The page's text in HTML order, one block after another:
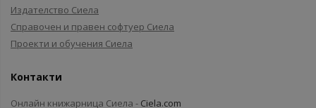
Издателство Сиела
Справочен и правен софтуер Сиела
Проекти и обучения Сиела
Контакти
Онлайн книжарница Сиела - Ciela.com